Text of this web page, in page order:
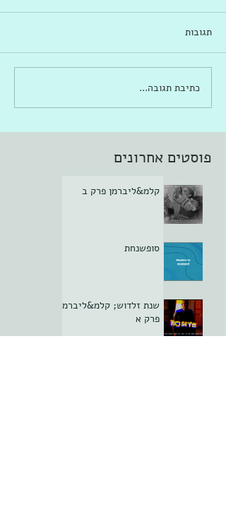
תגובות
כתיבת תגובה...
פוסטים אחרונים
קלמ&ליברמן פרק ב
סופשנחת
שנת זלדוש; קלמ&ליברמן
פרק א